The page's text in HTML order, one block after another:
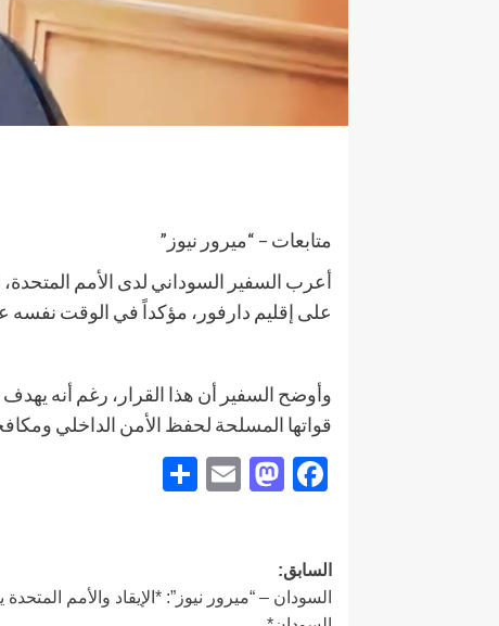
متابعات – “ميرور نيوز”
أعرب السفير السوداني لدى الأمم
على إقليم دارفور، مؤكداً في الوقت نفسه
وأوضح السفير أن هذا القرار، رغم أنه يهدف
قواتها المسلحة لحفظ الأمن الداخلي
Facebook
Mastodon
Email
تصفّح
المقالات
السابق:
السودان – “ميرور نيوز”: *الإيقاد والأمم